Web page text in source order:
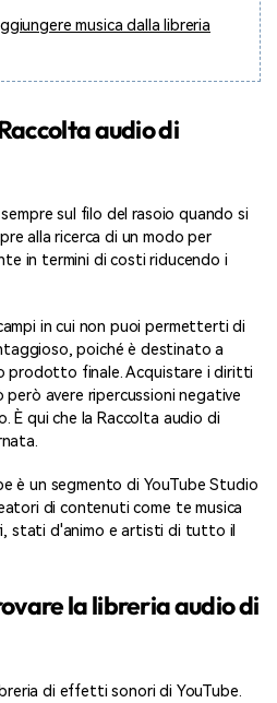
musica dalla libreria
audio di
sul filo del rasoio quando si
alla ricerca di un modo per
in termini di costi riducendo i
in cui non puoi permetterti di
poiché è destinato a
prodotto finale. Acquistare i diritti
però avere ripercussioni negative
È qui che la Raccolta audio di
è un segmento di YouTube Studio
di contenuti come te musica
stati d'animo e artisti di tutto il
la libreria audio di
di effetti sonori di YouTube.